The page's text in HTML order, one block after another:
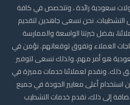
سعودية رائدة ، وتتخصص في كافة
التشطيبات. نحن نسعى جاهدين لتقديم
بفضل خبرتنا الواسعة والممارسة
العملاء وتفوق توقعاتهم. نؤمن في
هو أمر مهم، ولذلك نسعى لتوفير
ذلك. ونقدم لعملائنا خدمات مميزة في
استخدام أعلى معايير الجودة في جميع
إلى ذلك، نقدم خدمات التشطيب